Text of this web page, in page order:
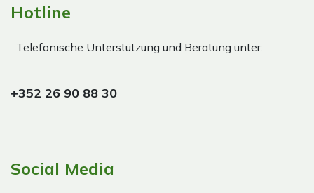
Hotline
Telefonische Unterstützung und Beratung unter:
+352 26 90 88 30
Social Media